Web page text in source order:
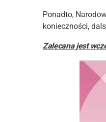
Ponadto,
konieczności,
Zalecana jest